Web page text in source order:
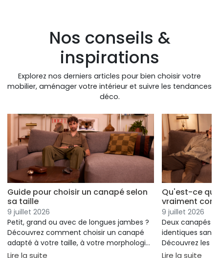
Nos conseils &
inspirations
Explorez nos derniers articles pour bien choisir votre
mobilier, aménager votre intérieur et suivre les tendances
déco.
Guide pour choisir un canapé selon
sa taille
9 juillet 2026
Petit, grand ou avec de longues jambes ?
Découvrez comment choisir un canapé
adapté à votre taille, à votre morphologie
et à votre confort.
Lire la suite : Guide pour choisir un canapé selon sa taille
Qu'est-ce qui
vraiment
9 juillet 2026
Deux canapés
identiques
Découvrez les
réellement
Lire la suite